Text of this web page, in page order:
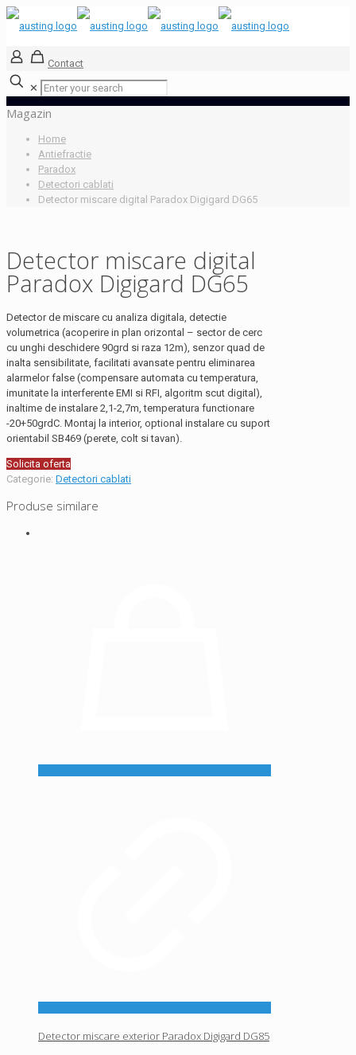
Contact
✕
Magazin
Home
Antiefractie
Paradox
Detectori cablati
Detector miscare digital Paradox Digigard DG65
Detector miscare digital
Paradox Digigard DG65
Detector de miscare cu analiza digitala, detectie
volumetrica (acoperire in plan orizontal – sector de cerc
cu unghi deschidere 90grd si raza 12m), senzor quad de
inalta sensibilitate, facilitati avansate pentru eliminarea
alarmelor false (compensare automata cu temperatura,
imunitate la interferente EMI si RFI, algoritm scut digital),
inaltime de instalare 2,1-2,7m, temperatura functionare
-20+50grdC. Montaj la interior, optional instalare cu suport
orientabil SB469 (perete, colt si tavan).
Solicita oferta
Categorie: Detectori cablati
Produse similare
Detector miscare exterior Paradox Digigard DG85